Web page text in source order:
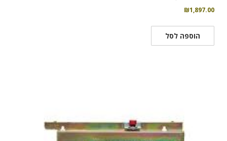
₪1,897.00
הוספה לסל